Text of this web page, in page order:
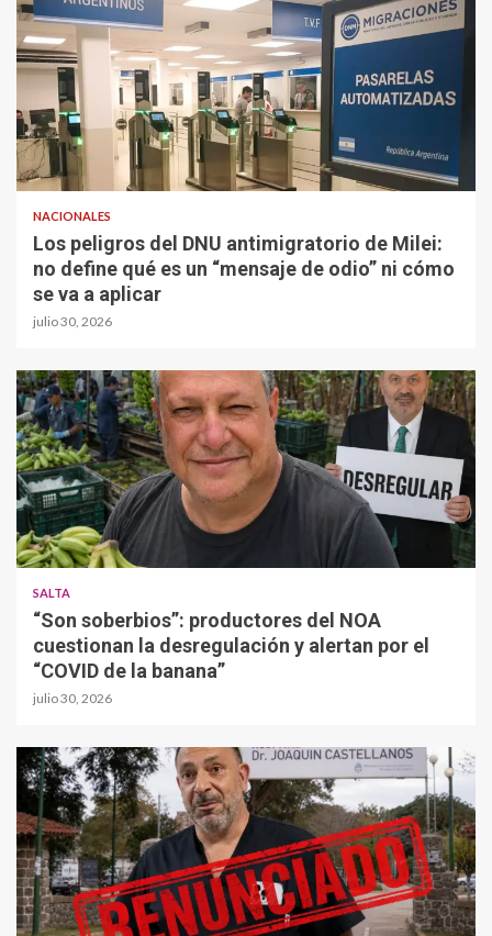
NACIONALES
Los peligros del DNU antimigratorio de Milei:
no define qué es un “mensaje de odio” ni cómo
se va a aplicar
julio 30, 2026
SALTA
“Son soberbios”: productores del NOA
cuestionan la desregulación y alertan por el
“COVID de la banana”
julio 30, 2026